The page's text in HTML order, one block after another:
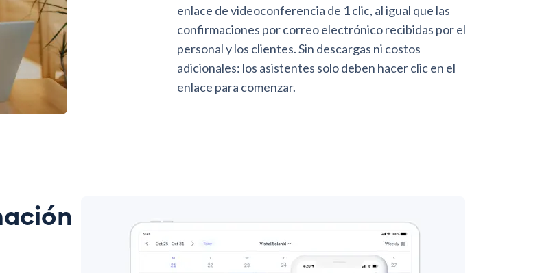
enlace de videoconferencia de 1 clic, al igual que las
confirmaciones por correo electrónico recibidas por el
personal y los clientes. Sin descargas ni costos
adicionales: los asistentes solo deben hacer clic en el
enlace para comenzar.